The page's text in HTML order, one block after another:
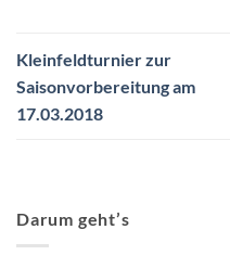
Kleinfeldturnier zur
Saisonvorbereitung am
17.03.2018
Darum geht’s